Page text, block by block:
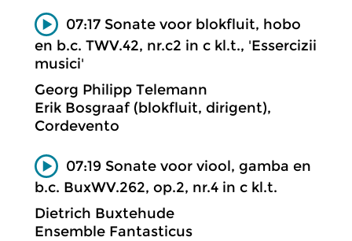
07:17 Sonate voor blokfluit, hobo
en b.c. TWV.42, nr.c2 in c kl.t., 'Essercizii
musici'
Georg Philipp Telemann
Erik Bosgraaf (blokfluit, dirigent),
Cordevento
07:19 Sonate voor viool, gamba en
b.c. BuxWV.262, op.2, nr.4 in c kl.t.
Dietrich Buxtehude
Ensemble Fantasticus